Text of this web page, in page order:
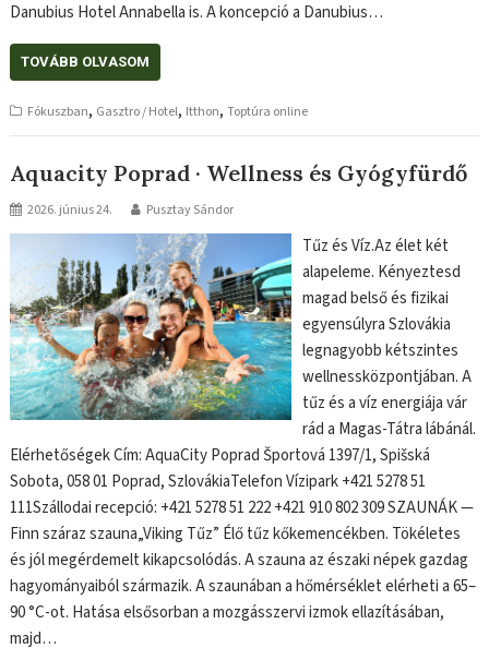
Danubius Hotel Annabella is. A koncepció a Danubius…
TOVÁBB OLVASOM
Fókuszban, Gasztro / Hotel, Itthon,Toptúra online
Aquacity Poprad · Wellness és Gyógyfürdő
2026. június 24. Pusztay Sándor
Tűz és Víz.Az élet két
alapeleme. Kényeztesd
magad belső és fizikai
egyensúlyra Szlovákia
legnagyobb kétszintes
wellnessközpontjában. A
tűz és a víz energiája vár
rád a Magas-Tátra lábánál.
Elérhetőségek Cím: AquaCity Poprad Športová 1397/1, Spišská
Sobota, 058 01 Poprad, SzlovákiaTelefon Vízipark +421 5278 51
111Szállodai recepció: +421 5278 51 222 +421 910 802 309 SZAUNÁK —
Finn száraz szauna„Viking Tűz” Élő tűz kőkemencékben. Tökéletes
és jól megérdemelt kikapcsolódás. A szauna az északi népek gazdag
hagyományaiból származik. A szaunában a hőmérséklet elérheti a 65–
90 °C-ot. Hatása elsősorban a mozgásszervi izmok ellazításában,
majd…